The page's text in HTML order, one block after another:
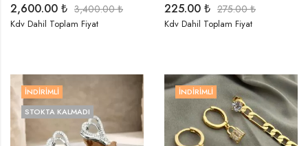
2,600.00 ₺ 3,400.00₺
Kdv Dahil Toplam Fiyat
225.00 ₺ 275.00₺
Kdv Dahil Toplam Fiyat
İNDIRIMLI
STOKTA KALMADI
İNDIRIMLI